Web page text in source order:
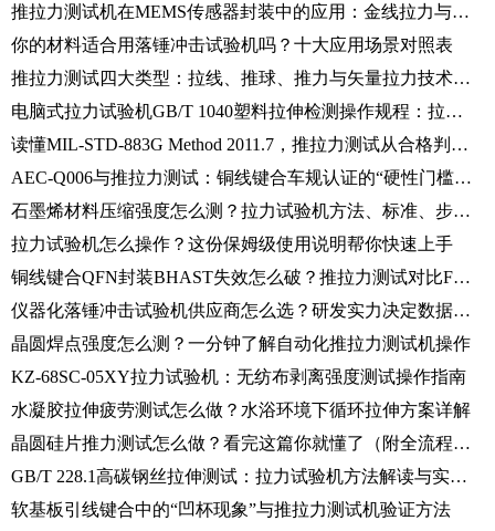
推拉力测试机在MEMS传感器封装中的应用：金线拉力与芯片推力测试技术解析
你的材料适合用落锤冲击试验机吗？十大应用场景对照表
推拉力测试四大类型：拉线、推球、推力与矢量拉力技术详解
电脑式拉力试验机GB/T 1040塑料拉伸检测操作规程：拉伸强度、断裂伸长率、弹性模量一次测准
读懂MIL-STD-883G Method 2011.7，推拉力测试从合格判定到失效归类的完整技术手册
AEC-Q006与推拉力测试：铜线键合车规认证的“硬性门槛”全解析
石墨烯材料压缩强度怎么测？拉力试验机方法、标准、步骤详解
拉力试验机怎么操作？这份保姆级使用说明帮你快速上手
铜线键合QFN封装BHAST失效怎么破？推拉力测试对比FSF与FSFF模式给出答案
仪器化落锤冲击试验机供应商怎么选？研发实力决定数据可靠性
晶圆焊点强度怎么测？一分钟了解自动化推拉力测试机操作
KZ-68SC-05XY拉力试验机：无纺布剥离强度测试操作指南
水凝胶拉伸疲劳测试怎么做？水浴环境下循环拉伸方案详解
晶圆硅片推力测试怎么做？看完这篇你就懂了（附全流程实操指南）
GB/T 228.1高碳钢丝拉伸测试：拉力试验机方法解读与实操指南
软基板引线键合中的“凹杯现象”与推拉力测试机验证方法